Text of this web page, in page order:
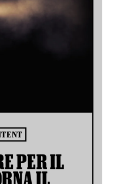
PER IL
IL